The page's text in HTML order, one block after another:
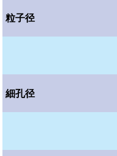
粒子径
細孔径